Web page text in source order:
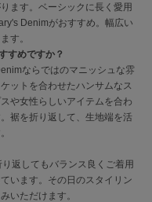
ます。ベーシックに長く愛用
Denimがおすすめ。幅広い
す。
すめですか？
ならではのマニッシュな雰
ットを合わせたハンサムなス
や女性らしいアイテムを合わ
裾を折り返して、生地端を活
返してもバランス良くご着用
います。その日のスタイリン
いただけます。